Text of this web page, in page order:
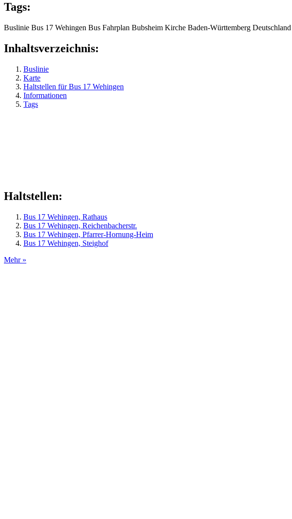
Tags:
Buslinie Bus 17 Wehingen Bus Fahrplan Bubsheim Kirche Baden-Württemberg Deutschland
Inhaltsverzeichnis:
Buslinie
Karte
Haltstellen für Bus 17 Wehingen
Informationen
Tags
Haltstellen:
Bus 17 Wehingen, Rathaus
Bus 17 Wehingen, Reichenbacherstr.
Bus 17 Wehingen, Pfarrer-Hornung-Heim
Bus 17 Wehingen, Steighof
Mehr »